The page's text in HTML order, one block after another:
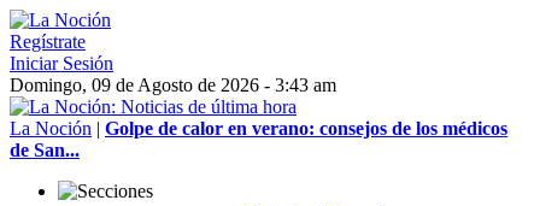
Regístrate
Iniciar Sesión
Domingo, 09 de Agosto de 2026 - 3:43 am
La Noción | Golpe de calor en verano: consejos de los médicos
de San...